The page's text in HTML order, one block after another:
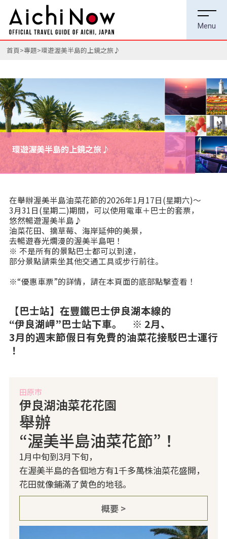
首頁 專題 環遊渥美半島的上鏡之旅♪
環遊渥美半島的上鏡之旅♪
在舉辦渥美半島油菜花節的2026年1月17日(星期六)～
3月31日(星期二)期間，可以使用電車＋巴士的套票，
悠然暢遊渥美半島♪
油菜花田、摘草莓、海岸延伸的美景，
去暢遊春光爛漫的渥美半島吧！
※ 不是所有的景點巴士都可以到達，
部分景點請乘坐其他交通工具或步行前往。
※“優惠車票”的詳情，請在本頁面的底部點擊查看！
【巴士站】在豐鐵巴士伊良湖本線的
“伊良湖岬”巴士站下車。 ※ 2月、
3月的週末節假日有免費的油菜花接駁巴士運行
！
田原市
伊良湖油菜花花園
舉辦
“渥美半島油菜花節”！
1月中旬到3月下旬，
在渥美半島的各個地方有1千多萬株油菜花盛開，
花田就像鋪滿了黄色的地毯。
概要 >